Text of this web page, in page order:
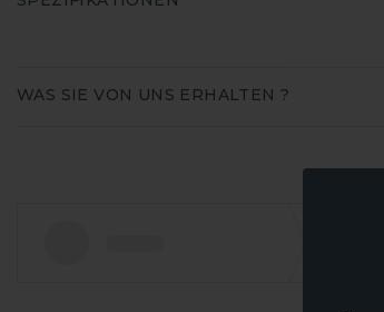
WAS SIE VON UNS ERHALTEN ?